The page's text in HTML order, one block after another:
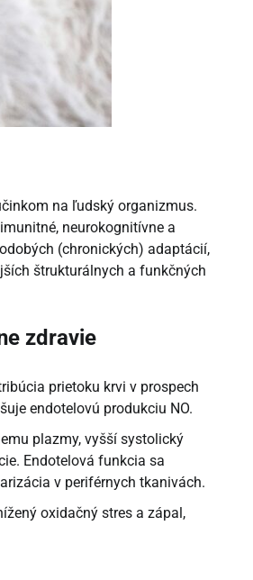
na ľudský organizmus.
neurokognitívne a
(chronických) adaptácií,
štrukturálnych a funkčných
zdravie
prietoku krvi v prospech
endotelovú produkciu NO.
plazmy, vyšší systolický
Endotelová funkcia sa
v periférnych tkanivách.
oxidačný stres a zápal,